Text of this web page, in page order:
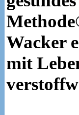
Wacker
mit